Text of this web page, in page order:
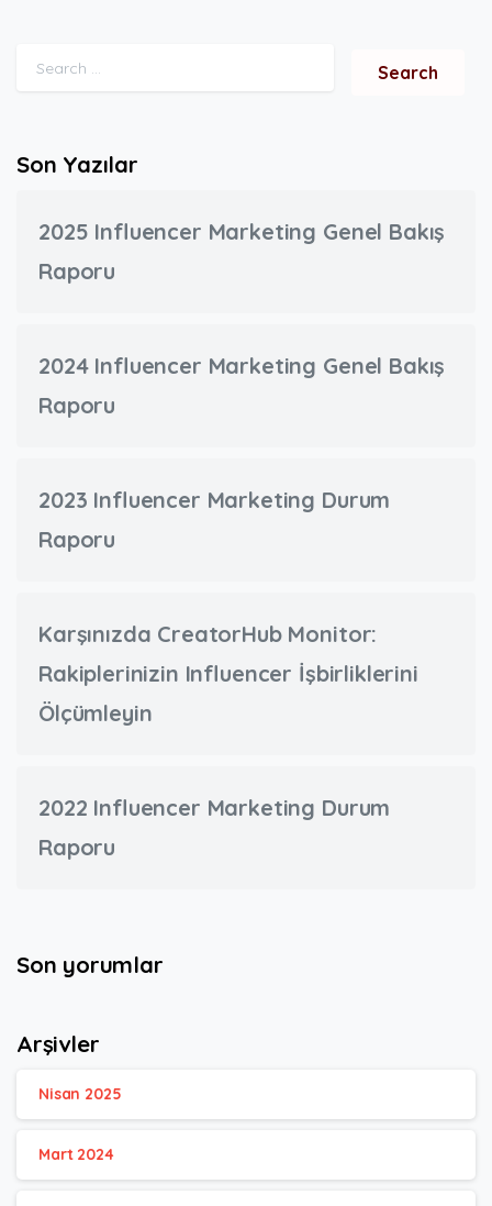
Search for:
Son Yazılar
2025 Influencer Marketing Genel Bakış
Raporu
2024 Influencer Marketing Genel Bakış
Raporu
2023 Influencer Marketing Durum
Raporu
Karşınızda CreatorHub Monitor:
Rakiplerinizin Influencer İşbirliklerini
Ölçümleyin
2022 Influencer Marketing Durum
Raporu
Son yorumlar
Arşivler
Nisan 2025
Mart 2024